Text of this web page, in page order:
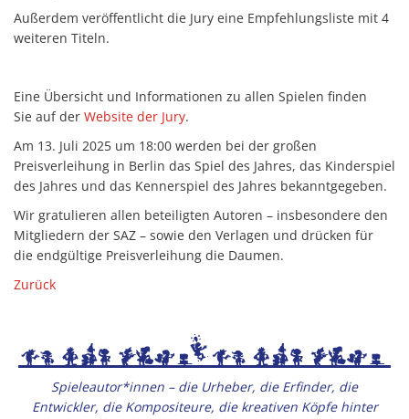
Außerdem veröffentlicht die Jury eine Empfehlungsliste mit 4
weiteren Titeln.
Eine Übersicht und Informationen zu allen Spielen finden
Sie auf der Website der Jury.
Am 13. Juli 2025 um 18:00 werden bei der großen
Preisverleihung in Berlin das Spiel des Jahres, das Kinderspiel
des Jahres und das Kennerspiel des Jahres bekanntgegeben.
Wir gratulieren allen beteiligten Autoren – insbesondere den
Mitgliedern der SAZ – sowie den Verlagen und drücken für
die endgültige Preisverleihung die Daumen.
Zurück
Spieleautor*innen – die Urheber, die Erfinder, die
Entwickler, die Kompositeure, die kreativen Köpfe hinter